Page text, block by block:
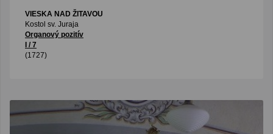
VIESKA NAD ŽITAVOU
Kostol sv. Juraja
Organový pozitív
I / 7
(1727)